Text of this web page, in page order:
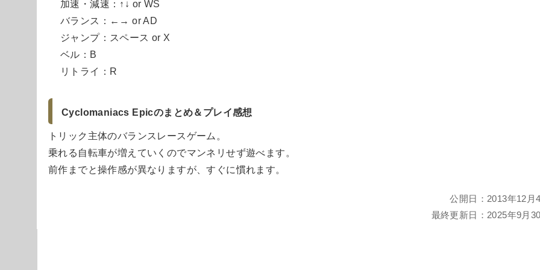
加速・減速：↑↓ or WS
バランス：←→ or AD
ジャンプ：スペース or X
ベル：B
リトライ：R
Cyclomaniacs Epicのまとめ＆プレイ感想
トリック主体のバランスレースゲーム。
乗れる自転車が増えていくのでマンネリせず遊べます。
前作までと操作感が異なりますが、すぐに慣れます。
公開日： 2013年12月
最終更新日： 2025年9月